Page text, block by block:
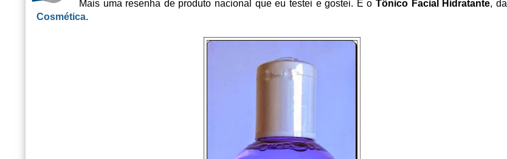
Mais uma resenha de produto nacional que eu testei e gostei. É oTônico Facial Hidratante, da
Cosmética.